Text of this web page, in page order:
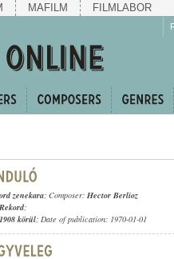
MAFILM FILMLABOR
zenekara; Composer: Hector Berlioz
;
1908 körül; Date of publication: 1970-01-01